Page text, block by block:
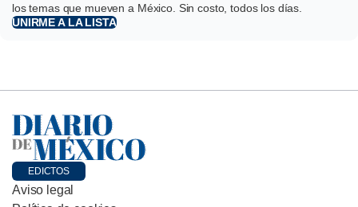
los temas que mueven a México. Sin costo, todos los días.
UNIRME A LA LISTA
EDICTOS
Aviso legal